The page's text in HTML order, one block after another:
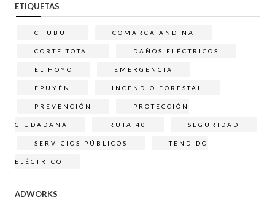
ETIQUETAS
CHUBUT COMARCA ANDINA
CORTE TOTAL DAÑOS ELÉCTRICOS
EL HOYO EMERGENCIA
EPUYÉN INCENDIO FORESTAL
PREVENCIÓN PROTECCIÓN
CIUDADANA RUTA 40 SEGURIDAD
SERVICIOS PÚBLICOS TENDIDO
ELÉCTRICO
ADWORKS